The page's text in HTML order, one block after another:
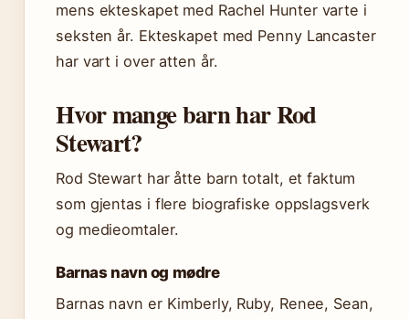
mens ekteskapet med Rachel Hunter varte i
seksten år. Ekteskapet med Penny Lancaster
har vart i over atten år.
Hvor mange barn har Rod
Stewart?
Rod Stewart har åtte barn totalt, et faktum
som gjentas i flere biografiske oppslagsverk
og medieomtaler.
Barnas navn og mødre
Barnas navn er Kimberly, Ruby, Renee, Sean,